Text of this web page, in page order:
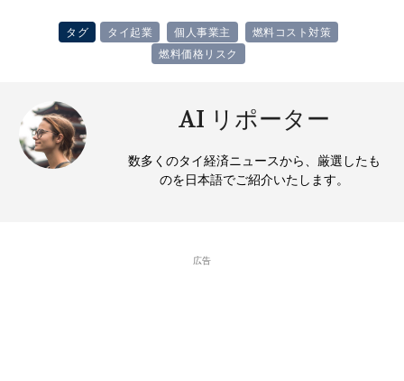
タグ タイ起業 個人事業主
燃料コスト対策
燃料価格リスク
AI リポーター
数多くのタイ経済ニュースから、厳選したも
のを日本語でご紹介いたします。
広告